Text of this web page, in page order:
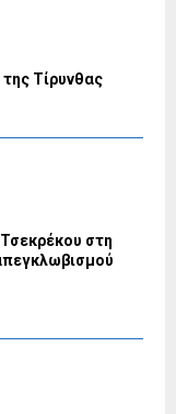
Τίρυνθας
στη